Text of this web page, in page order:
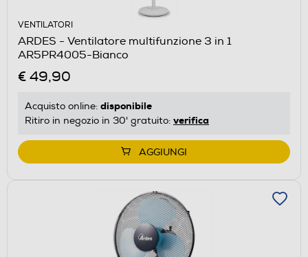
VENTILATORI
ARDES - Ventilatore multifunzione 3 in 1
AR5PR4005-Bianco
€ 49,90
Acquisto online: disponibile
Ritiro in negozio in 30' gratuito: verifica
AGGIUNGI